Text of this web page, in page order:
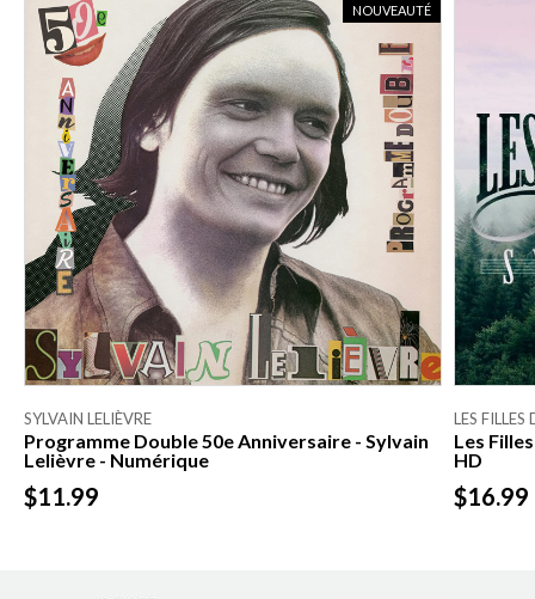
NOUVEAUTÉ
SYLVAIN LELIÈVRE
Programme Double 50e Anniversaire - Sylvain
Lelièvre - Numérique
$11.99
LES FILLES
Les
HD
$16.99